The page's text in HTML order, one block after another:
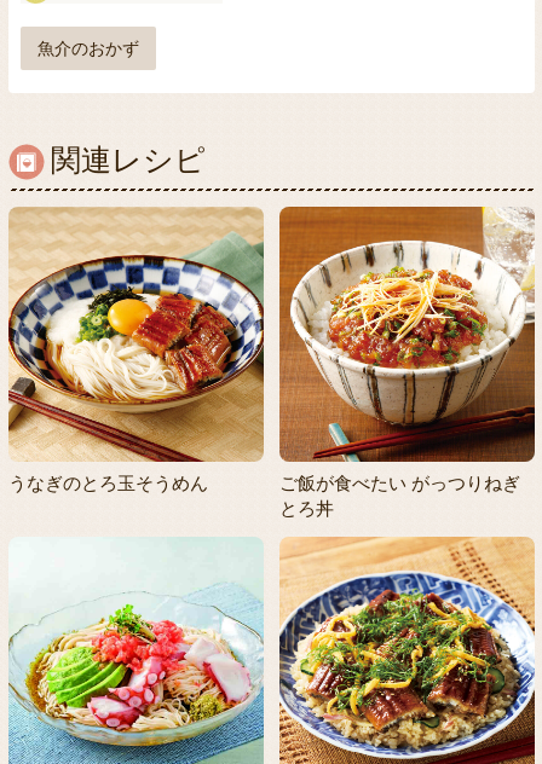
魚介のおかず
関連レシピ
うなぎのとろ玉そうめん
ご飯が食べたい がっつりねぎ
とろ丼